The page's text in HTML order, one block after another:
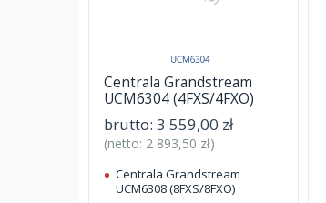
Centrala Grandstream
UCM6304 (4FXS/4FXO)
brutto: 3 559,00 zł
(netto: 2 893,50 zł)
Centrala Grandstream
UCM6308 (8FXS/8FXO)